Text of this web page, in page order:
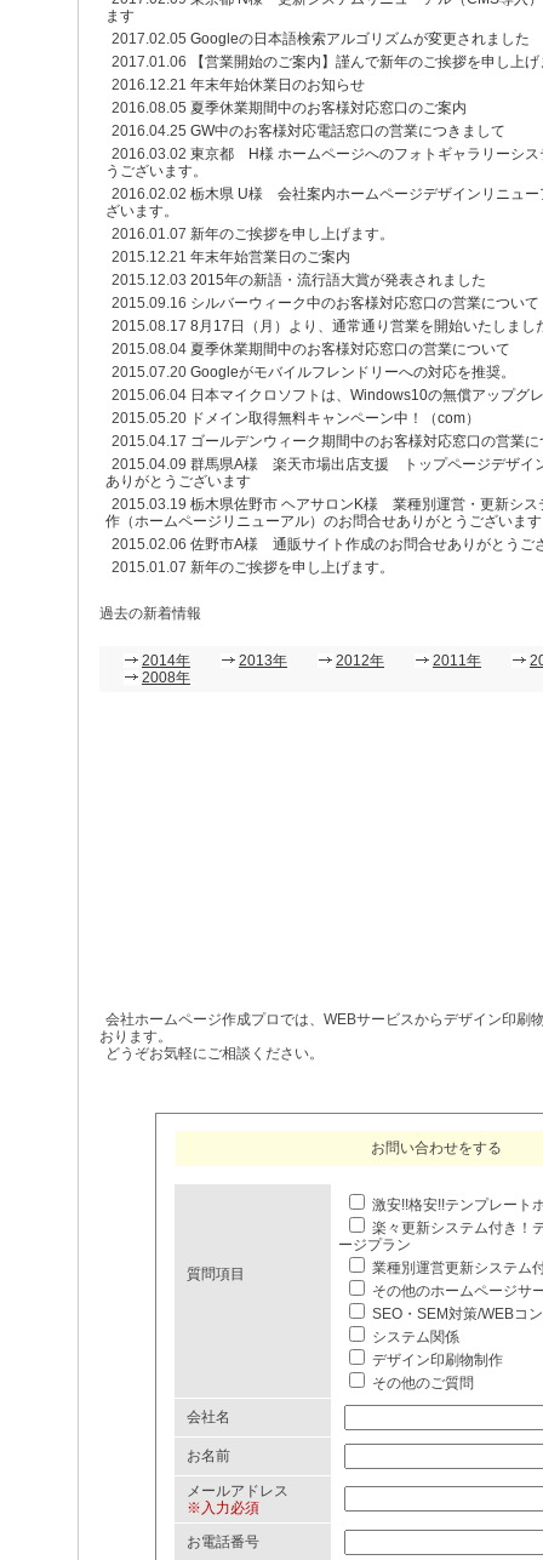
ます
2017.02.05 Googleの日本語検索アルゴリズムが変更されました
2017.01.06
【営業開始のご案内】謹んで新年のご挨拶を申し上
2016.12.21 年末年始休業日のお知らせ
2016.08.05 夏季休業期間中のお客様対応窓口のご案内
2016.04.25 GW中のお客様対応電話窓口の営業につきまして
2016.03.02 東京都 H様 ホームページへのフォトギャラリーシス
うございます。
2016.02.02 栃木県 U様 会社案内ホームページデザインリニュー
ざいます。
2016.01.07 新年のご挨拶を申し上げます。
2015.12.21 年末年始営業日のご案内
2015.12.03 2015年の新語・流行語大賞が発表されました
2015.09.16 シルバーウィーク中のお客様対応窓口の営業について
2015.08.17 8月17日（月）より、通常通り営業を開始いたしまし
2015.08.04 夏季休業期間中のお客様対応窓口の営業について
2015.07.20 Googleがモバイルフレンドリーへの対応を推奨。
2015.06.04 日本マイクロソフトは、Windows10の無償アップグ
2015.05.20 ドメイン取得無料キャンペーン中！（com）
2015.04.17 ゴールデンウィーク期間中のお客様対応窓口の営業に
2015.04.09 群馬県A様 楽天市場出店支援 トップページデザイ
ありがとうございます
2015.03.19 栃木県佐野市 ヘアサロンK様 業種別運営・更新シス
作（ホームページリニューアル）のお問合せありがとうございます
2015.02.06 佐野市A様 通販サイト作成のお問合せありがとうご
2015.01.07 新年のご挨拶を申し上げます。
過去の新着情報
2014年 2013年 2012年 2011年
2008年
会社ホームページ作成プロでは、WEBサービスからデザイン印刷
おります。
どうぞお気軽にご相談ください。
お問い合わせをする
質問項目
激安!!格安!!テンプレート
楽々更新システム付き！
ージプラン
業種別運営更新システム
その他のホームページサ
SEO・SEM対策/WEBコ
システム関係
デザイン印刷物制作
その他のご質問
会社名
お名前
メールアドレス
※入力必須
お電話番号